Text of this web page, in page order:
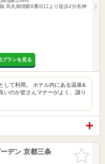
烏丸御池駅6番出口より徒歩2分名神
プランを見る
して利用。 ホテル内にある温泉&
いのか皆さんマナーがよく、譲り
お気に入
りに追加
デン 京都三条